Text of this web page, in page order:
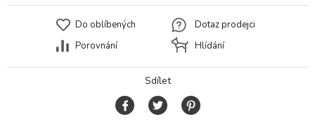
Do oblíbených
Porovnání
Dotaz prodejci
Hlídání
Sdílet